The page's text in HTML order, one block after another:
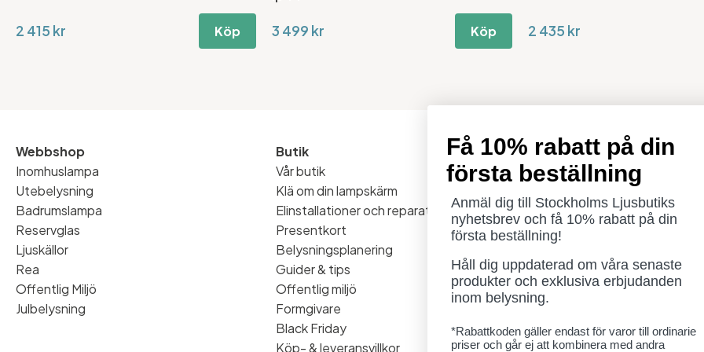
2 415 kr Köp 3 499 kr Köp 2 435 kr
Webbshop
Inomhuslampa
Utebelysning
Badrumslampa
Reservglas
Ljuskällor
Rea
Offentlig Miljö
Julbelysning
Butik
Vår butik
Klä om din lampskärm
Elinstallationer och reparationer
Presentkort
Belysningsplanering
Guider & tips
Offentlig miljö
Formgivare
Black Friday
Köp- & leveransvillkor
Öppettider
Måndag - Torsdag: 11-18
Fredag - Lördag: 11-16
Söndag: Stängt
Lördag 1/8 stängt
Få 10% rabatt på din
första beställning
Anmäl dig till Stockholms Ljusbutiks
nyhetsbrev och få 10% rabatt på din
första beställning!
Håll dig uppdaterad om våra senaste
produkter och exklusiva erbjudanden
inom belysning.
*Rabattkoden gäller endast för varor till ordinarie
priser och går ej att kombinera med andra